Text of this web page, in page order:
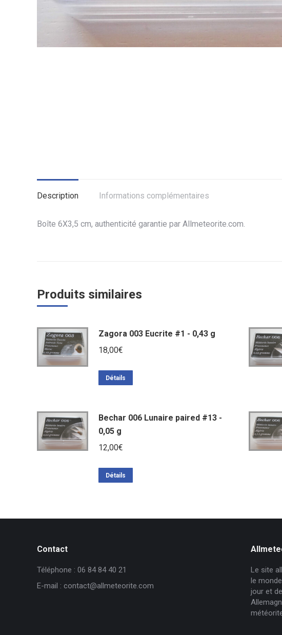
Description Informations complémentaires
Boîte 6X3,5 cm, authenticité garantie par Allmeteorite.com.
Produits similaires
Zagora 003 Eucrite #1 - 0,43 g
18,00€
Détails
Bechar 006 Lunaire paired #13 -
0,05 g
12,00€
Détails
Contact
Téléphone : 06 84 84 40 21
E-mail : contact@allmeteorite.com
Le site
le
jour et